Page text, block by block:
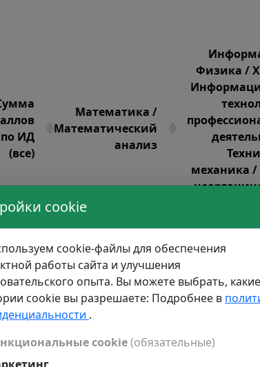
по ИД
(все)
Математика /
Математический
анализ
Физика /
механика
0 90
10 80
0 100
0
0 80
cookie
cookie-файлы для обеспечения
работы сайта и улучшения
опыта. Вы можете выбрать, какие
cookie вы разрешаете: Подробнее в
.
cookie(обязательные)